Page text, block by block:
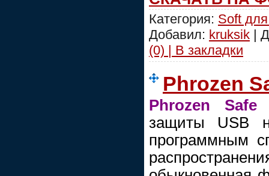
Категория: Soft
Добавил: kruksik |
(0) | В закладки
Phrozen
Phrozen Safe
защиты USB
программным